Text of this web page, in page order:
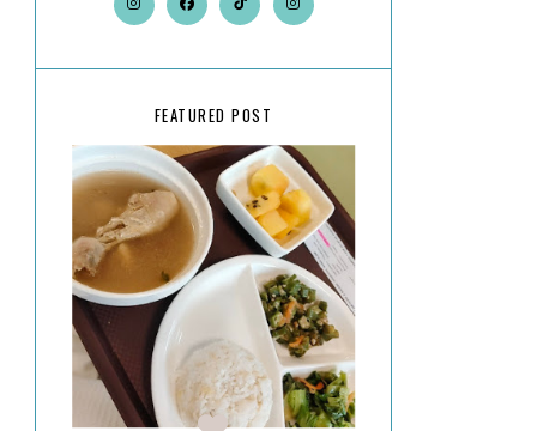
FEATURED POST